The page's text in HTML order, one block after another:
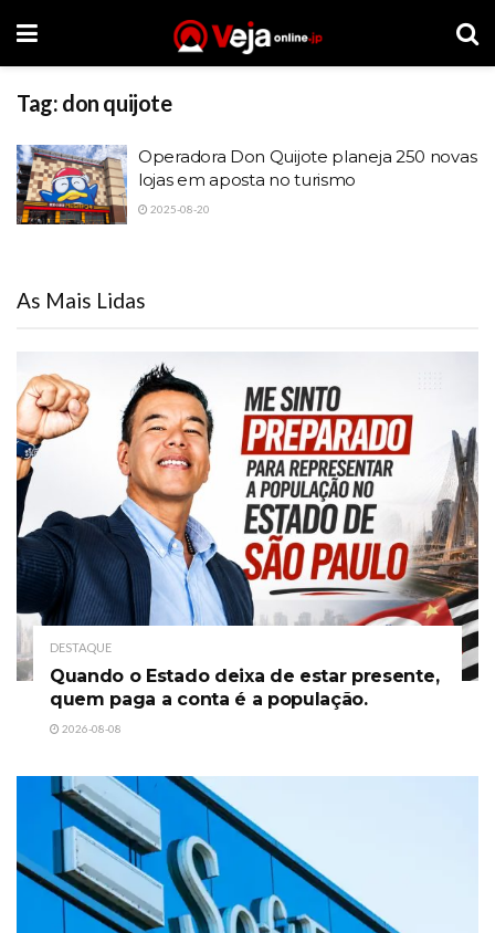
Tag: don quijote
Operadora Don Quijote planeja 250 novas
lojas em aposta no turismo
2025-08-20
As Mais Lidas
DESTAQUE
Quando o Estado deixa de estar presente,
quem paga a conta é a população.
2026-08-08